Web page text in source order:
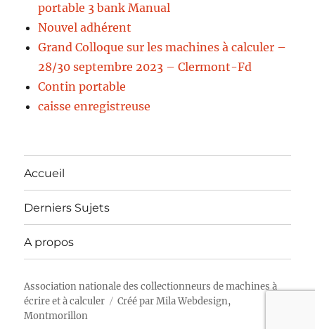
portable 3 bank Manual
Nouvel adhérent
Grand Colloque sur les machines à calculer –
28/30 septembre 2023 – Clermont-Fd
Contin portable
caisse enregistreuse
Accueil
Derniers Sujets
A propos
Association nationale des collectionneurs de machines à
écrire et à calculer
Créé parMila Webdesign,
Montmorillon